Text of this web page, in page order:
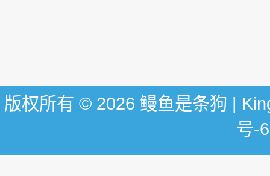
版权所有 © 2026 鳗鱼是条狗 |
号-